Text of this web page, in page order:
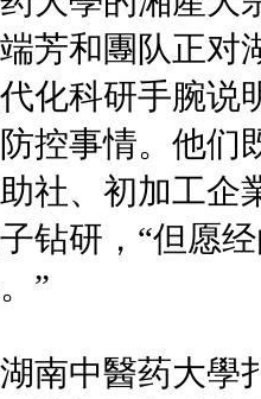
芳和團队正对
化科研手腕说
控事情。他们
社、初加工企
钻研，“但愿
”
中醫药大學